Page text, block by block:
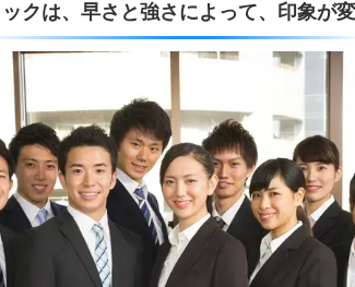
クは、 早さと強さによって、 印象が変